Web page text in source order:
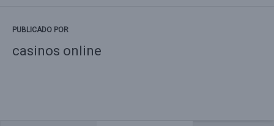
PUBLICADO POR
casinos online